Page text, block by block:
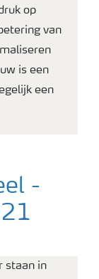
op
van
is een
een
-